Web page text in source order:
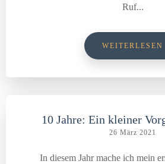
Ruf...
WEITERLESEN
10 Jahre: Ein kleiner
26 März 2021
In diesem Jahr mache ich mein